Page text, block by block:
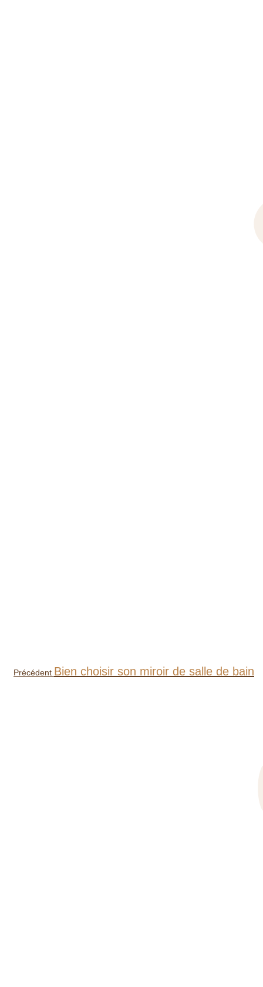
Précédent Article
Bien choisir son miroir de salle de bain